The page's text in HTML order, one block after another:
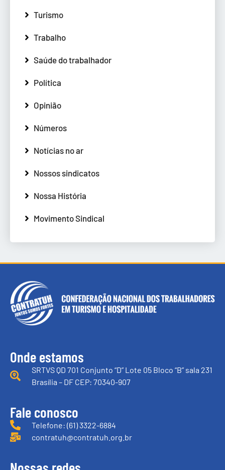
Turismo
Trabalho
Saúde do trabalhador
Política
Opinião
Números
Notícias no ar
Nossos sindicatos
Nossa História
Movimento Sindical
Onde estamos
SRTVS QD 701 Conjunto “D” Lote 05 Bloco “B” sala 231
Brasília – DF CEP: 70340-907
Fale conosco
Telefone: (61) 3322-6884
contratuh@contratuh.org.br